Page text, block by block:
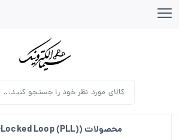
محصولات (Phase-Locked Loop (PLL))